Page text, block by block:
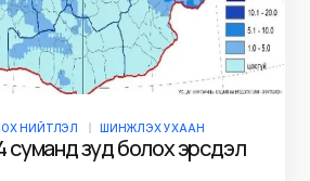
НИЙТЛЭЛ ШИНЖЛЭХ УХААН
суманд зуд болох эрсдэл